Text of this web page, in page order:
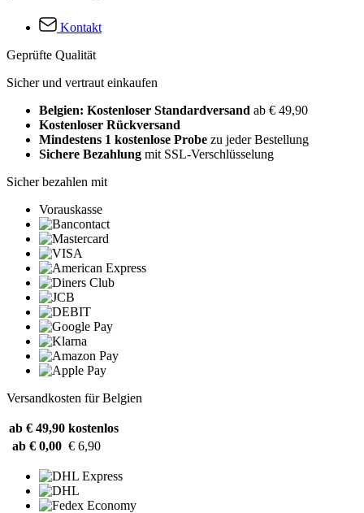
Kontakt
Geprüfte Qualität
Sicher und vertraut einkaufen
Belgien: Kostenloser Standardversand ab € 49,90
Kostenloser Rückversand
Mindestens 1 kostenlose Probe zu jeder Bestellung
Sichere Bezahlung mit SSL-Verschlüsselung
Sicher bezahlen mit
Vorauskasse
Versandkosten für Belgien
ab € 49,90 kostenlos
ab € 0,00 € 6,90